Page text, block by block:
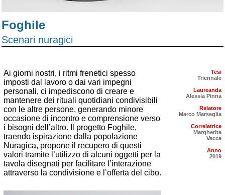
Foghile
Scenari nuragici
Ai giorni nostri, i ritmi frenetici spesso
imposti dal lavoro o dai vari impegni
personali, ci impediscono di creare e
mantenere dei rituali quotidiani condivisibili
con le altre persone, generando minore
occasione di incontro e comprensione verso
i bisogni dell’altro. Il progetto Foghile,
traendo ispirazione dalla popolazione
Nuragica, propone il recupero di questi
valori tramite l’utilizzo di alcuni oggetti per la
tavola disegnati per facilitare l’interazione
attraverso la condivisione e l’offerta del cibo.
Tesi
Triennale
Laureanda
Alessia Pinna
Relatore
Marco Marseglia
Correlatrice
Margherita
Vacca
Anno
2019